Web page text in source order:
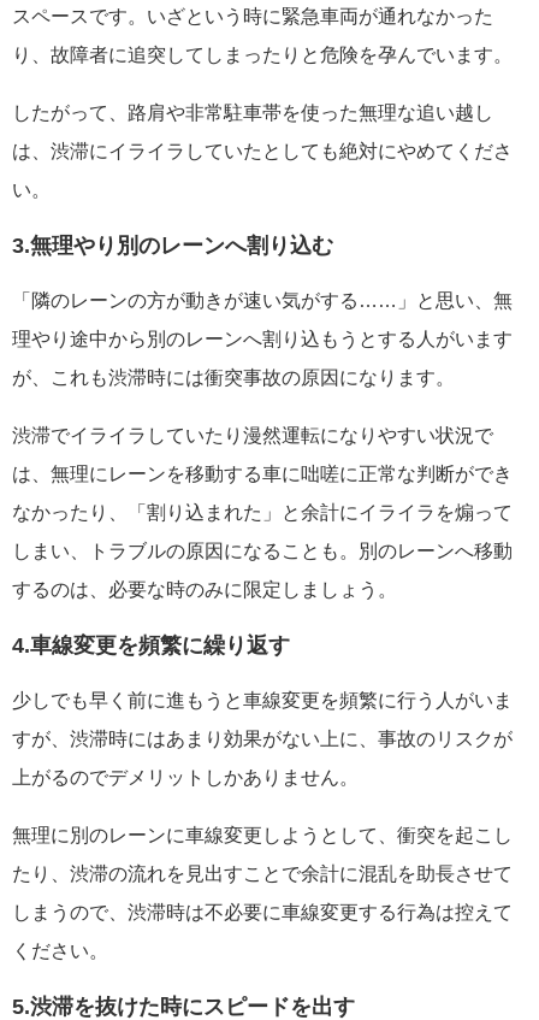
スペースです。いざという時に緊急車両が通れなかった
り、故障者に追突してしまったりと危険を孕んでいます。
したがって、路肩や非常駐車帯を使った無理な追い越し
は、渋滞にイライラしていたとしても絶対にやめてくださ
い。
3.無理やり別のレーンへ割り込む
「隣のレーンの方が動きが速い気がする……」と思い、無
理やり途中から別のレーンへ割り込もうとする人がいます
が、これも渋滞時には衝突事故の原因になります。
渋滞でイライラしていたり漫然運転になりやすい状況で
は、無理にレーンを移動する車に咄嗟に正常な判断ができ
なかったり、「割り込まれた」と余計にイライラを煽って
しまい、トラブルの原因になることも。別のレーンへ移動
するのは、必要な時のみに限定しましょう。
4.車線変更を頻繁に繰り返す
少しでも早く前に進もうと車線変更を頻繁に行う人がいま
すが、渋滞時にはあまり効果がない上に、事故のリスクが
上がるのでデメリットしかありません。
無理に別のレーンに車線変更しようとして、衝突を起こし
たり、渋滞の流れを見出すことで余計に混乱を助長させて
しまうので、渋滞時は不必要に車線変更する行為は控えて
ください。
5.渋滞を抜けた時にスピードを出す